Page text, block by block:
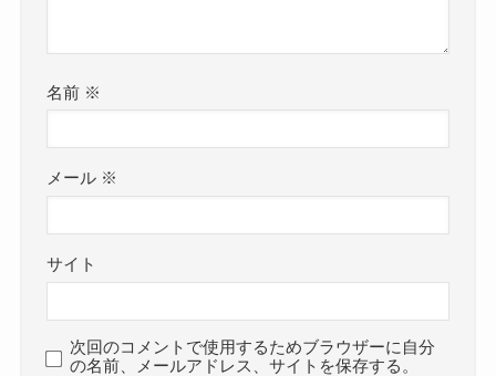
名前 ※
メール ※
サイト
次回のコメントで使用するためブラウザーに自分
の名前、メールアドレス、サイトを保存する。